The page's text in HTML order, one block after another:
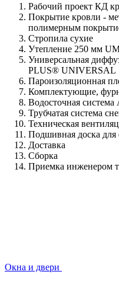
Рабочий проект КД
Покрытие кровли -
полимерным
Стропила сухие
Утепление 250 мм
Универсальная
PLUS® UNIVERSAL
Пароизоляционная
Комплектующие,
Водосточная система
Трубчатая система
Техническая
Подшивная доска для
Доставка
Сборка
Приемка инженером
Окна и двери